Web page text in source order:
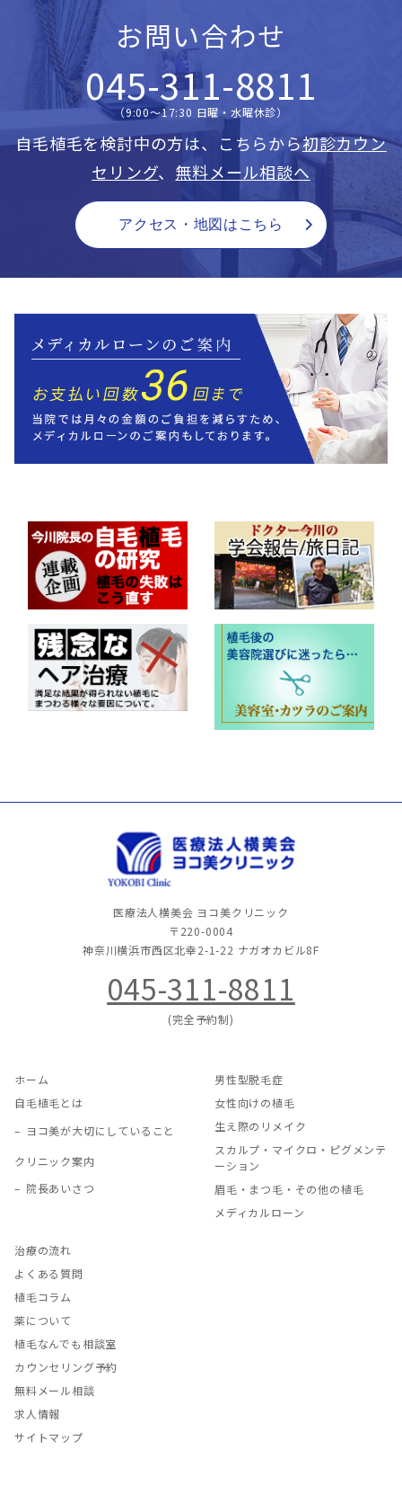
お問い合わせ
045-311-8811
（9:00〜17:30 日曜・水曜休診）
自毛植毛を検討中の方は、こちらから初診カウン
セリング、 無料メール相談へ
アクセス・地図はこちら
医療法人横美会 ヨコ美クリニック
〒220-0004
神奈川横浜市西区北幸2-1-22 ナガオカビル8F
045-311-8811
(完全予約制)
ホーム
自毛植毛とは
ヨコ美が大切にしていること
クリニック案内
院長あいさつ
男性型脱毛症
女性向けの植毛
生え際のリメイク
スカルプ・マイクロ・ピグメンテ
ーション
眉毛・まつ毛・その他の植毛
メディカルローン
治療の流れ
よくある質問
植毛コラム
薬について
植毛なんでも相談室
カウンセリング予約
無料メール相談
求人情報
サイトマップ